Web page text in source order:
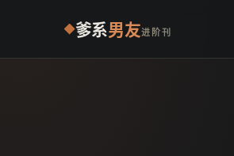
爹系男友进阶刊